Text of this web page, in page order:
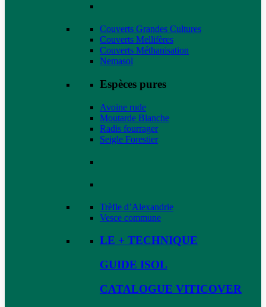
Couverts Grandes Cultures
Couverts Mellifères
Couverts Méthanisation
Nemasol
Espèces pures
Avoine rude
Moutarde Blanche
Radis fourrager
Seigle Forestier
Trèfle d’Alexandrie
Vesce commune
LE + TECHNIQUE
GUIDE ISOL
CATALOGUE VITICOVER